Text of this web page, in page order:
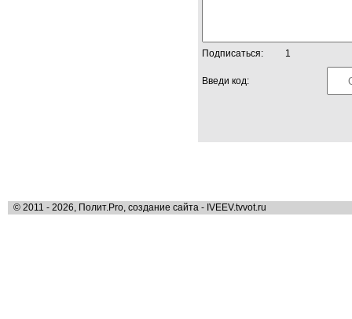
Подписаться: 1
Введи код:
© 2011 - 2026, Полит.Pro, создание сайта - IVEEV.tvvot.ru